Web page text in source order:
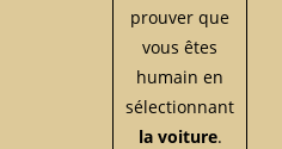
prouver que
vous êtes
humain en
sélectionnant
la voiture.